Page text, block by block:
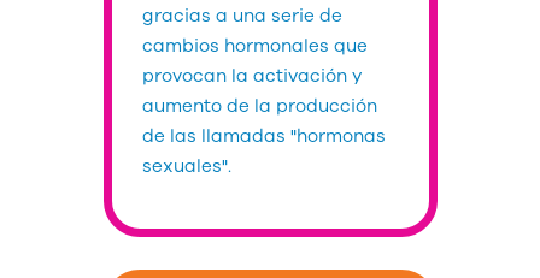
gracias a una serie de
cambios hormonales que
provocan la activación y
aumento de la producción
de las llamadas "hormonas
sexuales".